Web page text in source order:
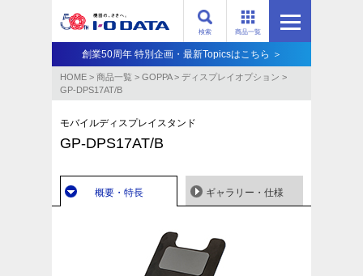
商品一覧
検索
創業50周年 特別企画・最新Topicsはこちら ＞
HOME > 商品一覧 > GOPPA> ディスプレイオプション >
GP-DPS17AT/B
モバイルディスプレイスタンド
GP-DPS17AT/B
概要・特長 ギャラリー・仕様